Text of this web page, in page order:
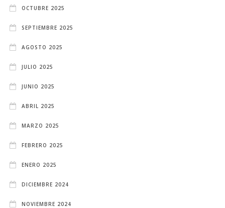
OCTUBRE 2025
SEPTIEMBRE 2025
AGOSTO 2025
JULIO 2025
JUNIO 2025
ABRIL 2025
MARZO 2025
FEBRERO 2025
ENERO 2025
DICIEMBRE 2024
NOVIEMBRE 2024